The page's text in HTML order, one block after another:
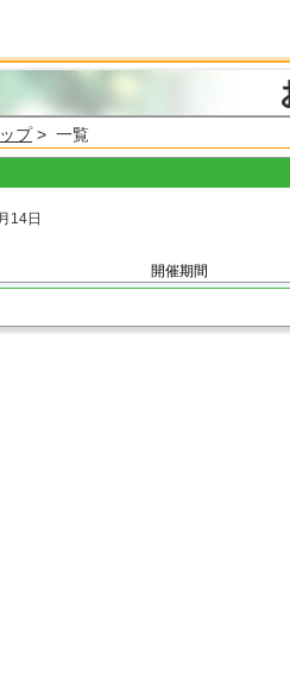
プ> 一覧
14日
開催期間